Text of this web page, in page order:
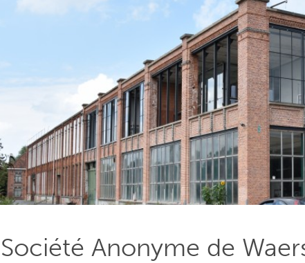
Société Anonyme de